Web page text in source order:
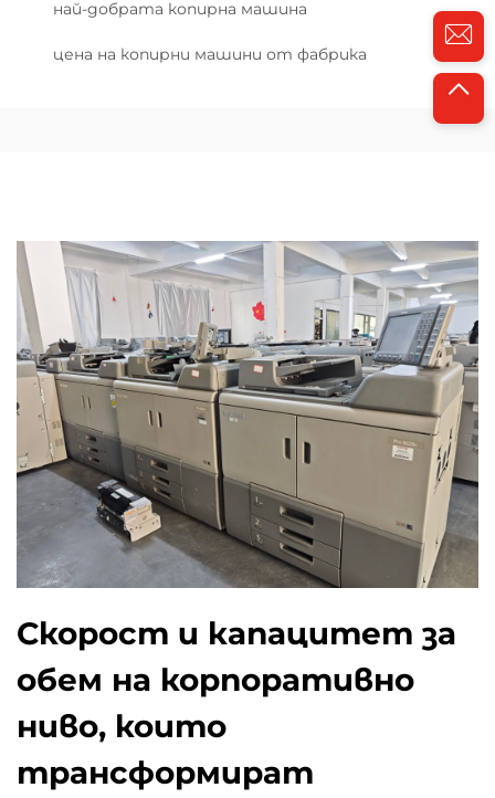
най-добрата копирна машина
цена на копирни машини от фабрика
Скорост и капацитет за
обем на корпоративно
ниво, които
трансформират